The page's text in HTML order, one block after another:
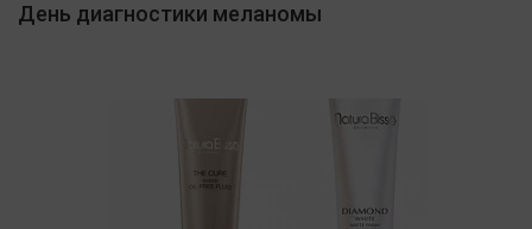
День диагностики меланомы